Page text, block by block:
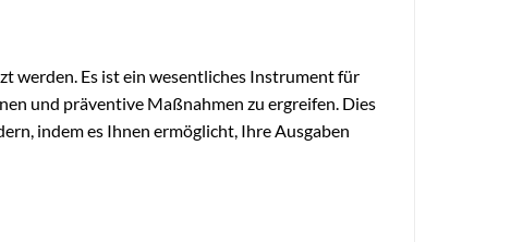
werden. Es ist ein wesentliches Instrument für
und präventive Maßnahmen zu ergreifen. Dies
indem es Ihnen ermöglicht, Ihre Ausgaben